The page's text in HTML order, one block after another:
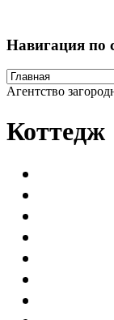
Навигация по
Агентство